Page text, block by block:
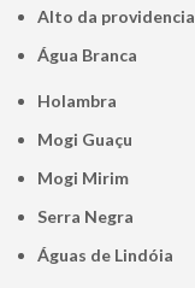
alto da providencia
Água Branca
Holambra
Mogi Guaçu
Mogi Mirim
Serra Negra
Águas de Lindóia